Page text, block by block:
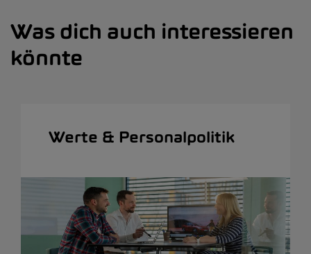
Was dich auch interessieren
könnte
Werte & Personalpolitik